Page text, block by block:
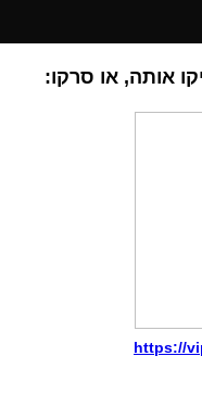
אותה, או סרקו:
https://